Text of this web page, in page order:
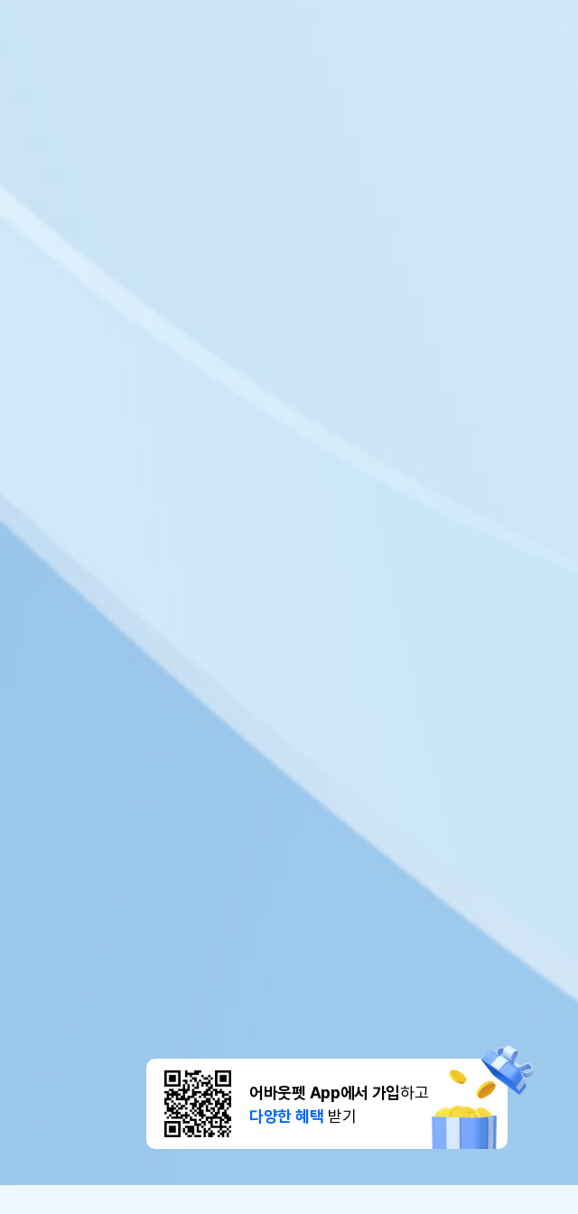
어바웃펫 App에서 가입하고
다양한 혜택 받기